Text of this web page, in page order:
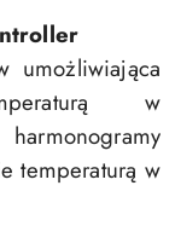
umożliwiająca
w
temperaturą w